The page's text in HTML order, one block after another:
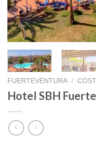
FUERTEVENTURA /
Hotel SBH